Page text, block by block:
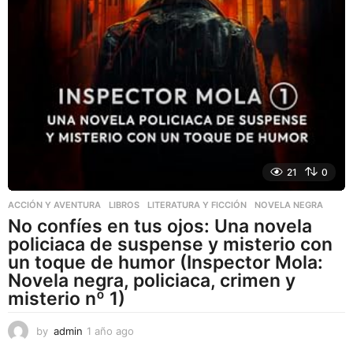
21 0
ACCIÓN Y AVENTURA ,LIBROS ,LITERATURA Y FICCIÓN NOVELA NEGRA
No confíes en tus ojos: Una novela
policiaca de suspense y misterio con
un toque de humor (Inspector Mola:
Novela negra, policiaca, crimen y
misterio nº 1)
by admin 1 año ago